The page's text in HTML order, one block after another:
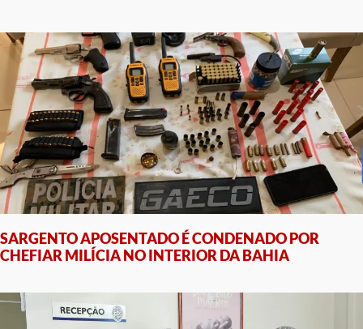
SARGENTO APOSENTADO É CONDENADO POR
CHEFIAR MILÍCIA NO INTERIOR DA BAHIA